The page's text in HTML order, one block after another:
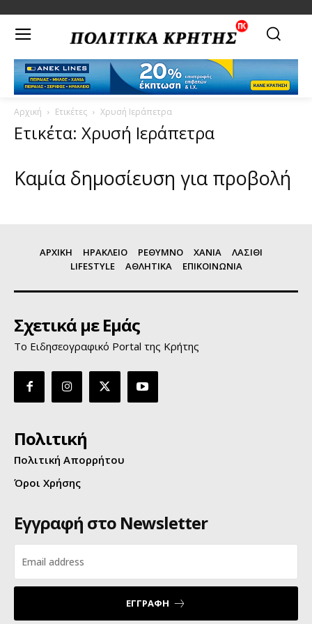
Αρχική Ετικέτες Χρυσή Ιεράπετρα
Ετικέτα: Χρυσή Ιεράπετρα
Καμία δημοσίευση για προβολή
ΑΡΧΙΚΗ ΗΡΑΚΛΕΙΟ ΡΕΘΥΜΝΟ ΧΑΝΙΑ
ΛΑΣΙΘΙ
LIFESTYLE
ΑΘΛΗΤΙΚΑ ΕΠΙΚΟΙΝΩΝΙΑ
Σχετικά με Εμάς
Το Ειδησεογραφικό Portal της Κρήτης
Πολιτική
Πολιτική Απορρήτου
Όροι Χρήσης
Εγγραφή στο Newsletter
ΕΓΓΡΑΦΗ